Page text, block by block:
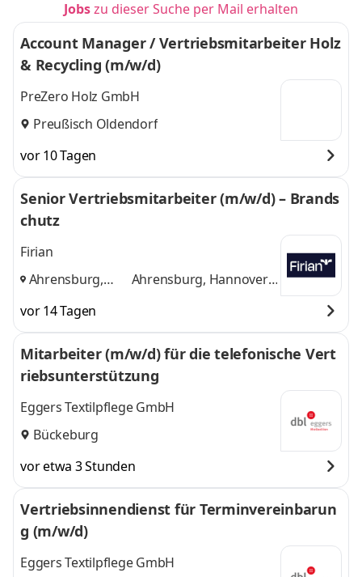
Jobszu dieser Suche per Mail erhalten
Account Manager / Vertriebsmitarbeiter Holz
& Recycling (m/w/d)
PreZero Holz GmbH
Preußisch Oldendorf
vor 10 Tagen
Senior Vertriebsmitarbeiter (m/w/d) – Brands
chutz
Firian
Ahrensburg,
Vlotho,
Ahrensburg, Hannover,
vor 14 Tagen
Mitarbeiter (m/w/d) für die telefonische Vert
riebsunterstützung
Eggers Textilpflege GmbH
Bückeburg
vor etwa 3 Stunden
Vertriebsinnendienst für Terminvereinbarun
g (m/w/d)
Eggers Textilpflege GmbH